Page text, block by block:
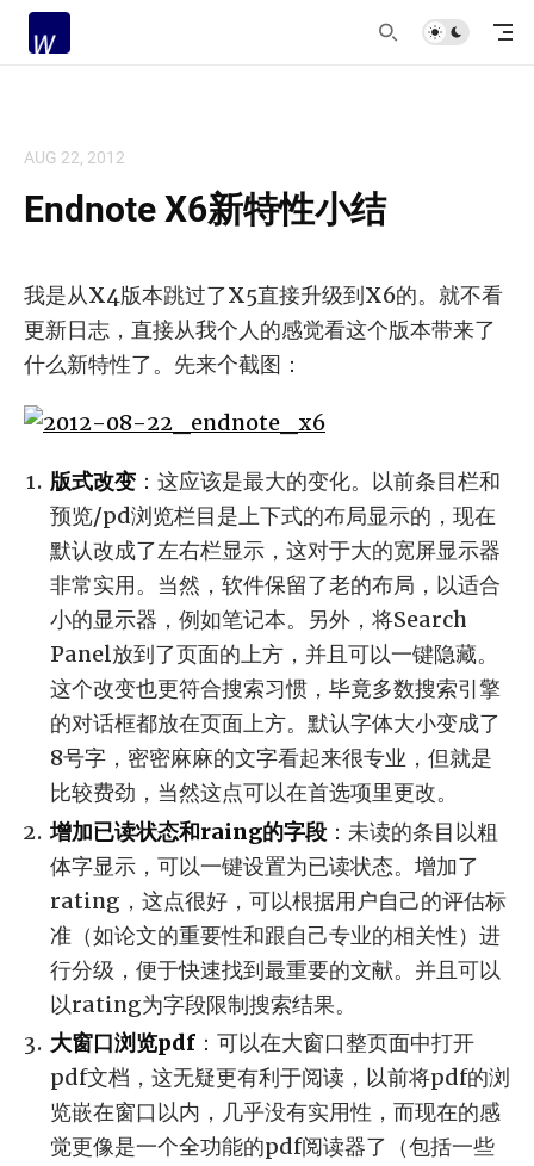
AUG 22, 2012
Endnote X6新特性小结
我是从X4版本跳过了X5直接升级到X6的。就不看
更新日志，直接从我个人的感觉看这个版本带来了
什么新特性了。先来个截图：
版式改变 ：这应该是最大的变化。以前条目栏和
预览/pd浏览栏目是上下式的布局显示的，现在
默认改成了左右栏显示，这对于大的宽屏显示器
非常实用。当然，软件保留了老的布局，以适合
小的显示器，例如笔记本。另外，将Search
Panel放到了页面的上方，并且可以一键隐藏。
这个改变也更符合搜索习惯，毕竟多数搜索引擎
的对话框都放在页面上方。默认字体大小变成了
8号字，密密麻麻的文字看起来很专业，但就是
比较费劲，当然这点可以在首选项里更改。
增加已读状态和raing的字段 ：未读的条目以粗
体字显示，可以一键设置为已读状态。增加了
rating，这点很好，可以根据用户自己的评估标
准（如论文的重要性和跟自己专业的相关性）进
行分级，便于快速找到最重要的文献。并且可以
以rating为字段限制搜索结果。
大窗口浏览pdf ：可以在大窗口整页面中打开
pdf文档，这无疑更有利于阅读，以前将pdf的浏
览嵌在窗口以内，几乎没有实用性，而现在的感
觉更像是一个全功能的pdf阅读器了（包括一些